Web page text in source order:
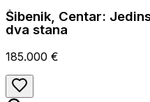
Šibenik, Centar:
dva stana
185.000 €